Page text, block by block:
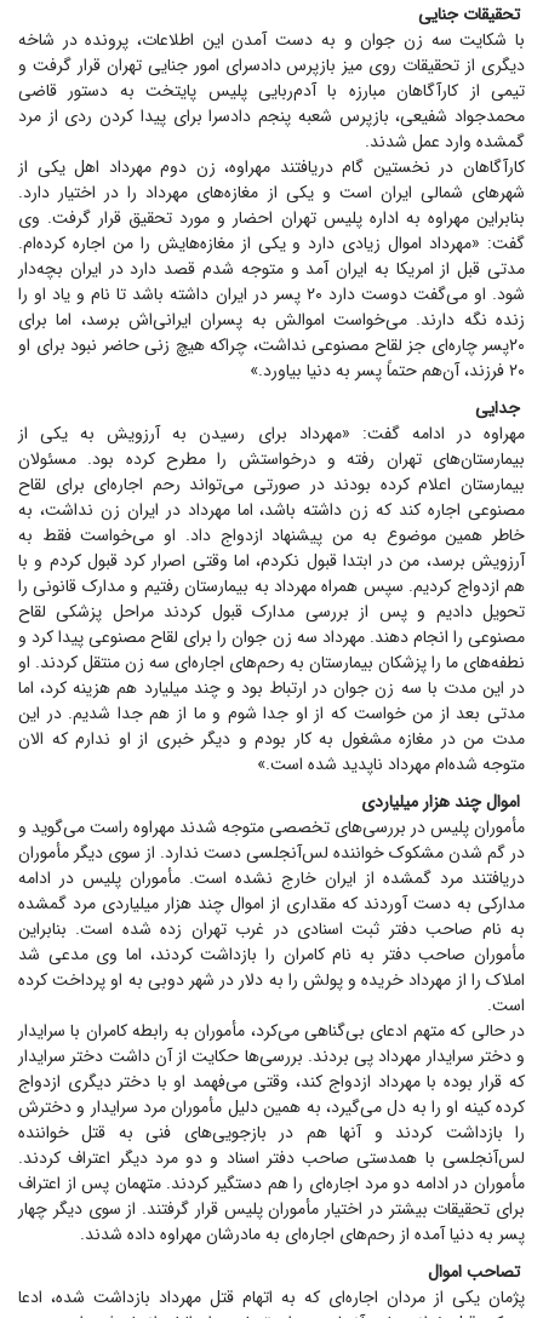
تحقیقات جنایی
با شکایت سه زن جوان و به دست آمدن این اطلاعات، پرونده در شاخه
دیگری از تحقیقات روی میز بازپرس دادسرای امور جنایی تهران قرار گرفت و
تیمی از کارآگاهان مبارزه با آدم‌ربایی پلیس پایتخت به دستور قاضی
محمدجواد شفیعی، بازپرس شعبه پنجم دادسرا برای پیدا کردن ردی از مرد
گمشده وارد عمل شدند.
کارآگاهان در نخستین گام دریافتند مهراوه، زن دوم مهرداد اهل یکی از
شهر‌های شمالی ایران است و یکی از مغازه‌های مهرداد را در اختیار دارد.
بنابراین مهراوه به اداره پلیس تهران احضار و مورد تحقیق قرار گرفت. وی
گفت: «مهرداد اموال زیادی دارد و یکی از مغازه‌هایش را من اجاره کرده‌ام.
مدتی قبل از امریکا به ایران آمد و متوجه شدم قصد دارد در ایران بچه‌دار
شود. او می‌گفت دوست دارد ۲۰ پسر در ایران داشته باشد تا نام و یاد او را
زنده نگه دارند. می‌خواست اموالش به پسران ایرانی‌اش برسد، اما برای
۲۰‌پسر چاره‌ای جز لقاح مصنوعی نداشت، چراکه هیچ زنی حاضر نبود برای او
۲۰ فرزند، آن‌هم حتماً پسر به دنیا بیاورد.»
جدایی
مهراوه در ادامه گفت: «مهرداد برای رسیدن به آرزویش به یکی از
بیمارستان‌های تهران رفته و درخواستش را مطرح کرده بود. مسئولان
بیمارستان اعلام کرده بودند در صورتی می‌تواند رحم اجاره‌ای برای لقاح
مصنوعی اجاره کند که زن داشته باشد، اما مهرداد در ایران زن نداشت، به
خاطر همین موضوع به من پیشنهاد ازدواج داد. او می‌خواست فقط به
آرزویش برسد، من در ابتدا قبول نکردم، اما وقتی اصرار کرد قبول کردم و با
هم ازدواج کردیم. سپس همراه مهرداد به بیمارستان رفتیم و مدارک قانونی را
تحویل دادیم و پس از بررسی مدارک قبول کردند مراحل پزشکی لقاح
مصنوعی را انجام دهند. مهرداد سه زن جوان را برای لقاح مصنوعی پیدا کرد و
نطفه‌های ما را پزشکان بیمارستان به رحم‌های اجاره‌ای سه زن منتقل کردند. او
در این مدت با سه زن جوان در ارتباط بود و چند میلیارد هم هزینه کرد، اما
مدتی بعد از من خواست که از او جدا شوم و ما از هم جدا شدیم. در این
مدت من در مغازه مشغول به کار بودم و دیگر خبری از او ندارم که الان
متوجه شده‌ام مهرداد ناپدید شده است.»
اموال چند هزار میلیاردی
مأموران پلیس در بررسی‌های تخصصی متوجه شدند مهراوه راست می‌گوید و
در گم شدن مشکوک خواننده لس‌آنجلسی دست ندارد. از سوی دیگر مأموران
دریافتند مرد گمشده از ایران خارج نشده است. مأموران پلیس در ادامه
مدارکی به دست آوردند که مقداری از اموال چند هزار میلیاردی مرد گمشده
به نام صاحب دفتر ثبت اسنادی در غرب تهران زده شده است. بنابراین
مأموران صاحب دفتر به نام کامران را بازداشت کردند، اما وی مدعی شد
املاک را از مهرداد خریده و پولش را به دلار در شهر دوبی به او پرداخت کرده
است.
در حالی که متهم ادعای بی‌گناهی می‌کرد، مأموران به رابطه کامران با سرایدار
و دختر سرایدار مهرداد پی بردند. بررسی‌ها حکایت از آن داشت دختر سرایدار
که قرار بوده با مهرداد ازدواج کند، وقتی می‌فهمد او با دختر دیگری ازدواج
کرده کینه او را به دل می‌گیرد، به همین دلیل مأموران مرد سرایدار و دخترش
را بازداشت کردند و آنها هم در بازجویی‌های فنی به قتل خواننده
لس‌آنجلسی با همدستی صاحب دفتر اسناد و دو مرد دیگر اعتراف کردند.
مأموران در ادامه دو مرد اجاره‌ای را هم دستگیر کردند. متهمان پس از اعتراف
برای تحقیقات بیشتر در اختیار مأموران پلیس قرار گرفتند. از سوی دیگر چهار
پسر به دنیا آمده از رحم‌های اجاره‌ای به مادرشان مهراوه داده شدند.
تصاحب اموال
پژمان یکی از مردان اجاره‌ای که به اتهام قتل مهرداد بازداشت شده، ادعا